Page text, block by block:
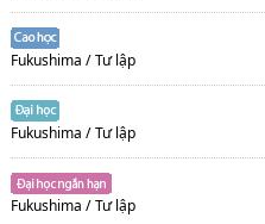
Fukushima / Tư lập
Fukushima / Tư lập
Fukushima / Tư lập